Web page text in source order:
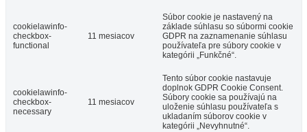
cookielawinfo-
checkbox-
functional
11 mesiacov
Súbor cookie je nastavený na
základe súhlasu so súbormi cookie
GDPR na zaznamenanie súhlasu
používateľa pre súbory cookie v
kategórii „Funkčné“.
cookielawinfo-
checkbox-
necessary
11 mesiacov
Tento súbor cookie nastavuje
doplnok GDPR Cookie Consent.
Súbory cookie sa používajú na
uloženie súhlasu používateľa s
ukladaním súborov cookie v
kategórii „Nevyhnutné“.